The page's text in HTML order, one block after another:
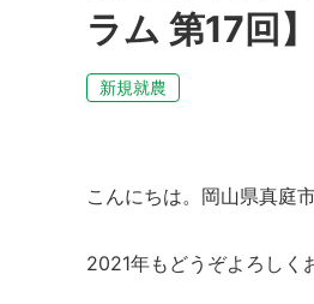
ラム 第17回】
新規就農
こんにちは。岡山県真庭
2021年もどうぞよろしく